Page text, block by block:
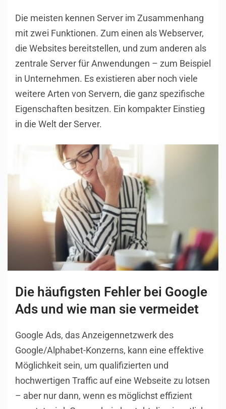
Die meisten kennen Server im Zusammenhang
mit zwei Funktionen. Zum einen als Webserver,
die Websites bereitstellen, und zum anderen als
zentrale Server für Anwendungen – zum Beispiel
in Unternehmen. Es existieren aber noch viele
weitere Arten von Servern, die ganz spezifische
Eigenschaften besitzen. Ein kompakter Einstieg
in die Welt der Server.
Die häufigsten Fehler bei Google
Ads und wie man sie vermeidet
Google Ads, das Anzeigennetzwerk des
Google/Alphabet-Konzerns, kann eine effektive
Möglichkeit sein, um qualifizierten und
hochwertigen Traffic auf eine Webseite zu lotsen
– aber nur dann, wenn es möglichst effizient